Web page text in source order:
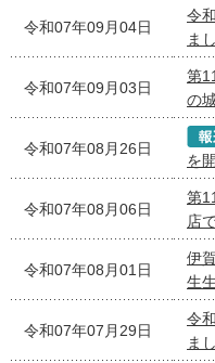
令和07年09月04日
令
ま
令和07年09月03日
第
の
令和07年08月26日
を
令和07年08月06日
第
店
令和07年08月01日
伊
生
令和07年07月29日
令
ま